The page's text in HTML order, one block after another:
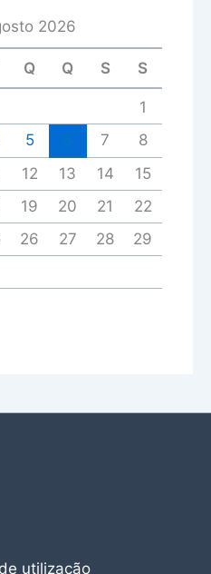
2026
Q Q S S
1
5 7
8
12 13 14
15
19 20 21
22
26 27 28
29
utilização